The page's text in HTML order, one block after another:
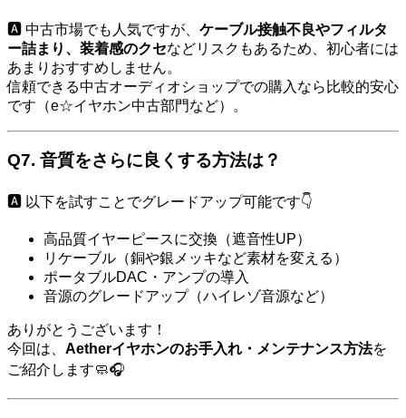
🅰️ 中古市場でも人気ですが、 ケーブル接触不良やフィルタ
ー詰まり、装着感のクセなどリスクもあるため、初心者には
あまりおすすめしません。
信頼できる中古オーディオショップでの購入なら比較的安心
です（e☆イヤホン中古部門など）。
Q7. 音質をさらに良くする方法は？
🅰️ 以下を試すことでグレードアップ可能です👇
高品質イヤーピースに交換（遮音性UP）
リケーブル（銅や銀メッキなど素材を変える）
ポータブルDAC・アンプの導入
音源のグレードアップ（ハイレゾ音源など）
ありがとうございます！
今回は、 Aetherイヤホンのお手入れ・メンテナンス方法を
ご紹介します🧼🎧